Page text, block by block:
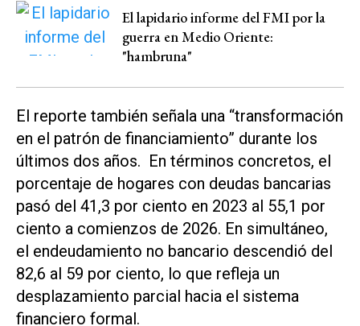
El lapidario informe del FMI por la
guerra en Medio Oriente:
"hambruna"
El reporte también señala una “transformación
en el patrón de financiamiento” durante los
últimos dos años. En términos concretos, el
porcentaje de hogares con deudas bancarias
pasó del 41,3 por ciento en 2023 al 55,1 por
ciento a comienzos de 2026. En simultáneo,
el endeudamiento no bancario descendió del
82,6 al 59 por ciento, lo que refleja un
desplazamiento parcial hacia el sistema
financiero formal.